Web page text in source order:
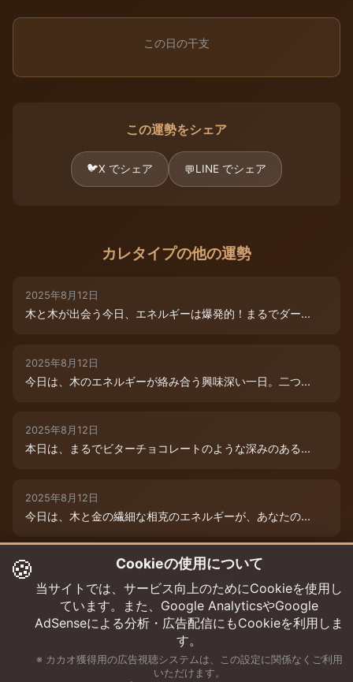
この日の干支
この運勢をシェア
🐦X でシェア 💬LINE でシェア
カレタイプの他の運勢
2025年8月12日
木と木が出会う今日、エネルギーは爆発的！まるでダー...
2025年8月12日
今日は、木のエネルギーが絡み合う興味深い一日。二つ...
2025年8月12日
本日は、まるでビターチョコレートのような深みのある...
2025年8月12日
今日は、木と金の繊細な相克のエネルギーが、あなたの...
2025年8月9日
今日は、あなたの木のエネルギーが最高潮！まるでダー...
🍪 Cookieの使用について
当サイトでは、サービス向上のためにCookieを使用し
ています。また、Google AnalyticsやGoogle
AdSenseによる分析・広告配信にもCookieを利用しま
す。
※ カカオ獲得用の広告視聴システムは、この設定に関係なくご利用
いただけます。